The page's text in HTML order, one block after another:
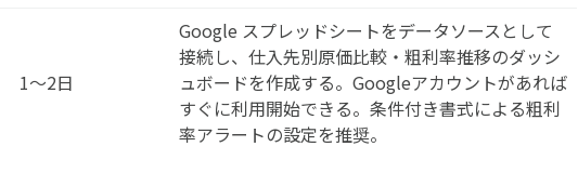
1〜2日
Google スプレッドシートをデータソースとして
接続し、仕入先別原価比較・粗利率推移のダッシ
ュボードを作成する。Googleアカウントがあれば
すぐに利用開始できる。条件付き書式による粗利
率アラートの設定を推奨。